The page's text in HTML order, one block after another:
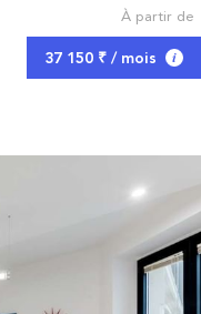
À partir de
37 150 ₹ / mois